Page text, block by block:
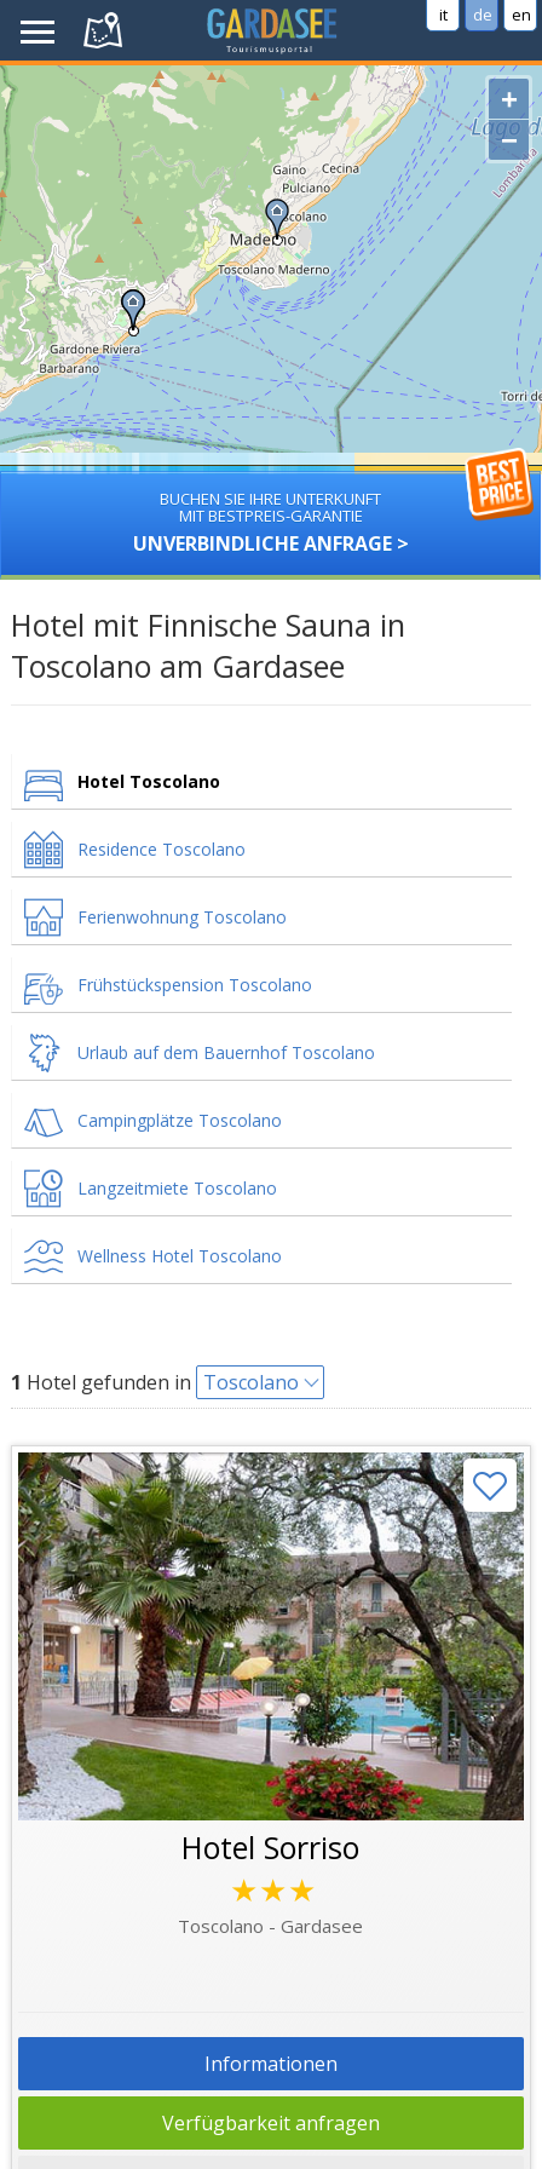
it de en
+
−
BUCHEN SIE IHRE UNTERKUNFT
MIT BESTPREIS-GARANTIE
UNVERBINDLICHE ANFRAGE >
Hotel mit Finnische Sauna in
Toscolano am Gardasee
Hotel Toscolano
Residence Toscolano
Ferienwohnung Toscolano
Frühstückspension Toscolano
Urlaub auf dem Bauernhof Toscolano
Campingplätze Toscolano
Langzeitmiete Toscolano
Wellness Hotel Toscolano
1 Hotel gefunden in Toscolano
Hotel Sorriso
★★★
Toscolano - Gardasee
Informationen
Verfügbarkeit anfragen